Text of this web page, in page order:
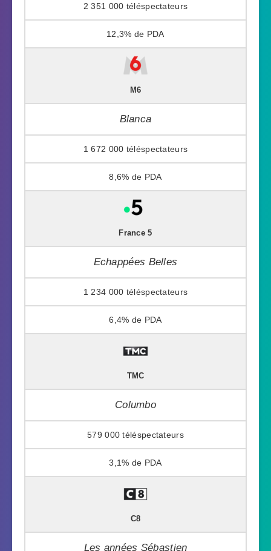
2 351 000
12,3%
M6
Blanca
1 672 000
8,6%
France 5
Echappées Belles
1 234 000
6,4%
TMC
Columbo
579 000
3,1%
C8
Les années Sébastien